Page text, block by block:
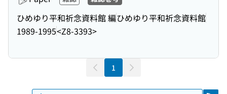
ひめゆり平和祈念資料館 編ひめゆり平和祈念資料館
1989-1995<Z8-3393>
1